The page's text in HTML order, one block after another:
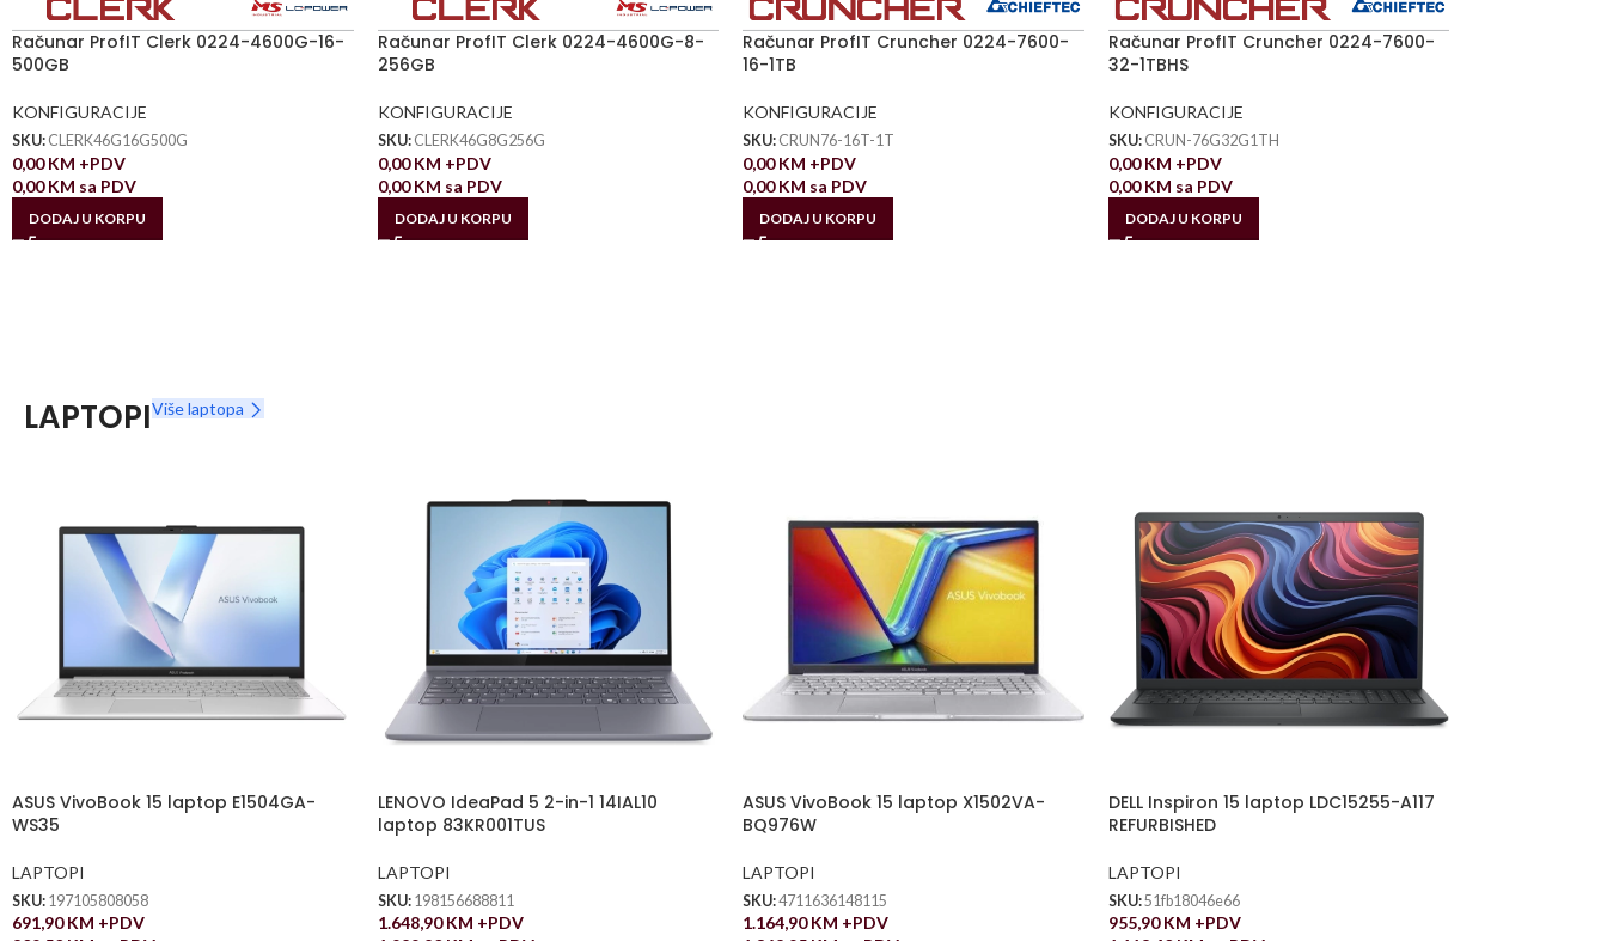
Računar ProfIT Clerk 0224-4600G-16-
500GB
KONFIGURACIJE
SKU: CLERK46G16G500G
0,00KM +PDV
0,00KM sa PDV
DODAJ U KORPU
Računar ProfIT Clerk 0224-4600G-8-
256GB
KONFIGURACIJE
SKU: CLERK46G8G256G
0,00KM +PDV
0,00KM sa PDV
DODAJ U KORPU
Računar ProfIT Cruncher 0224-7600-
16-1TB
KONFIGURACIJE
SKU: CRUN76-16T-1T
0,00KM +PDV
0,00KM sa PDV
DODAJ U KORPU
Računar ProfIT Cruncher 0224-7600-
32-1TBHS
KONFIGURACIJE
SKU: CRUN-76G32G1TH
0,00KM +PDV
0,00KM sa PDV
DODAJ U KORPU
LAPTOPIViše laptopa
ASUS VivoBook 15 laptop E1504GA-
WS35
LAPTOPI
SKU: 197105808058
691,90KM +PDV
LENOVO IdeaPad 5 2-in-1 14IAL10
laptop 83KR001TUS
LAPTOPI
SKU: 198156688811
1.648,90KM +PDV
ASUS VivoBook 15 laptop X1502VA-
BQ976W
LAPTOPI
SKU:4711636148115
1.164,90KM +PDV
DELL Inspiron 15 laptop LDC15255-A117
REFURBISHED
LAPTOPI
SKU:51fb18046e66
955,90KM +PDV